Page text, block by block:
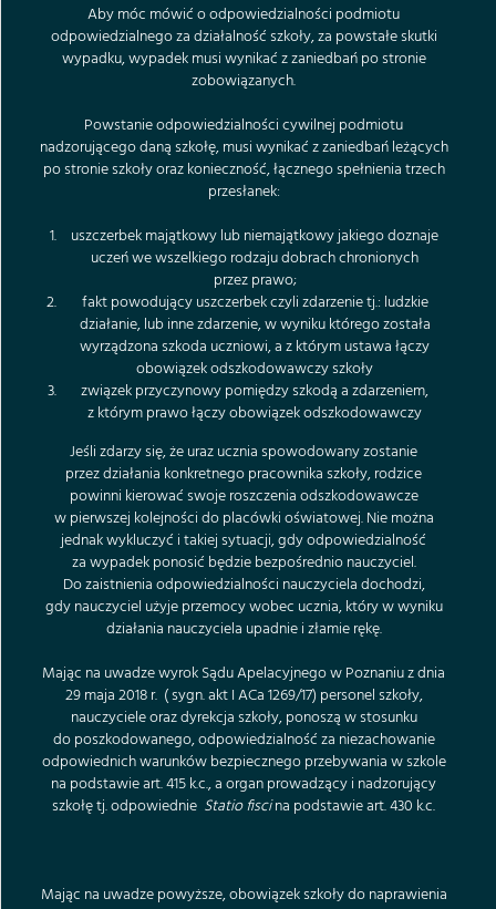
Aby móc mówić o odpowiedzialności podmiotu
odpowiedzialnego za działalność szkoły, za powstałe skutki
wypadku, wypadek musi wynikać z zaniedbań po stronie
zobowiązanych.
Powstanie odpowiedzialności cywilnej podmiotu
nadzorującego daną szkołę, musi wynikać z zaniedbań leżących
po stronie szkoły oraz konieczność, łącznego spełnienia trzech
przesłanek:
uszczerbek majątkowy lub niemajątkowy jakiego doznaje
uczeń we wszelkiego rodzaju dobrach chronionych
przez prawo;
fakt powodujący uszczerbek czyli zdarzenie tj.: ludzkie
działanie, lub inne zdarzenie, w wyniku którego została
wyrządzona szkoda uczniowi, a z którym ustawa łączy
obowiązek odszkodowawczy szkoły
związek przyczynowy pomiędzy szkodą a zdarzeniem,
z którym prawo łączy obowiązek odszkodowawczy
Jeśli zdarzy się, że uraz ucznia spowodowany zostanie
przez działania konkretnego pracownika szkoły, rodzice
powinni kierować swoje roszczenia odszkodowawcze
w pierwszej kolejności do placówki oświatowej. Nie można
jednak wykluczyć i takiej sytuacji, gdy odpowiedzialność
za wypadek ponosić będzie bezpośrednio nauczyciel.
Do zaistnienia odpowiedzialności nauczyciela dochodzi,
gdy nauczyciel użyje przemocy wobec ucznia, który w wyniku
działania nauczyciela upadnie i złamie rękę.
Mając na uwadze wyrok Sądu Apelacyjnego w Poznaniu z dnia
29 maja 2018 r. ( sygn. akt I ACa 1269/17) personel szkoły,
nauczyciele oraz dyrekcja szkoły, ponoszą w stosunku
do poszkodowanego, odpowiedzialność za niezachowanie
odpowiednich warunków bezpiecznego przebywania w szkole
na podstawie art. 415 k.c., a organ prowadzący i nadzorujący
szkołę tj. odpowiednie Statio fiscina podstawie art. 430 k.c.
Mając na uwadze powyższe, obowiązek szkoły do naprawienia